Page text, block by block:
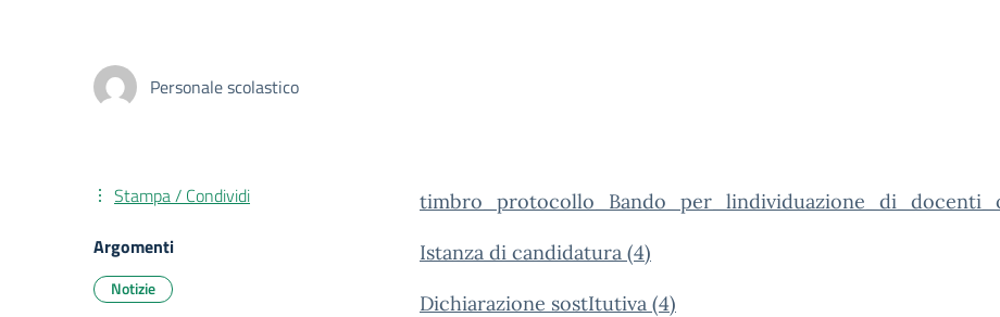
Personale scolastico
Istanza di candidatura (4)
Dichiarazione sostItutiva (4)
Stampa / Condividi
Argomenti
Notizie